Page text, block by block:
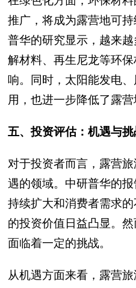
推广，将成为露营地可
普华的研究显示，越来
解材料、再生尼龙等环
响。同时，太阳能发电
用，也进一步降低了露营
五、投资评估：机遇与
对于投资者而言，露营
遇的领域。中研普华的
持续扩大和消费者需求
的投资价值日益凸显。
面临着一定的挑战。
从机遇方面来看，露营